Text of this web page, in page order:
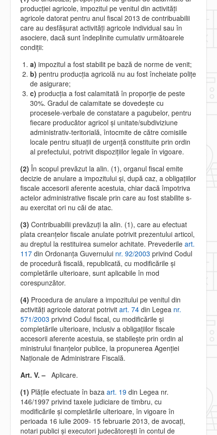
producţiei agricole, impozitul pe venitul din activităţi
agricole datorat pentru anul fiscal 2013 de contribuabilii
care au desfăşurat activităţi agricole individual sau în
asociere, dacă sunt îndeplinite cumulativ următoarele
condiţii:
a) impozitul a fost stabilit pe bază de norme de venit;
b) pentru producţia agricolă nu au fost încheiate poliţe
de asigurare;
c) producţia a fost calamitată în proporţie de peste
30%. Gradul de calamitate se dovedeşte cu
procesele-verbale de constatare a pagubelor, pentru
fiecare producător agricol şi unitate/subdiviziune
administrativ-teritorială, întocmite de către comisiile
locale pentru situaţii de urgenţă constituite prin ordin
al prefectului, potrivit dispoziţiilor legale în vigoare.
(2) În scopul prevăzut la alin. (1), organul fiscal emite
decizie de anulare a impozitului şi, după caz, a obligaţiilor
fiscale accesorii aferente acestuia, chiar dacă împotriva
actelor administrative fiscale prin care au fost stabilite s-
au exercitat ori nu căi de atac.
(3) Contribuabilii prevăzuţi la alin. (1), care au efectuat
plata creanţelor fiscale anulate potrivit prezentului articol,
au dreptul la restituirea sumelor achitate. Prevederileart.
117 din Ordonanţa Guvernului nr. 92/2003 privind Codul
de procedură fiscală, republicată, cu modificările şi
completările ulterioare, sunt aplicabile în mod
corespunzător.
(4) Procedura de anulare a impozitului pe venitul din
activităţi agricole datorat potrivitart. 74 din Legea nr.
571/2003 privind Codul fiscal, cu modificările şi
completările ulterioare, inclusiv a obligaţiilor fiscale
accesorii aferente acestuia, se stabileşte prin ordin al
ministrului finanţelor publice, la propunerea Agenţiei
Naţionale de Administrare Fiscală.
Art. V. – Aplicare.
(1) Plăţile efectuate în bazaart. 19 din Legea nr.
146/1997 privind taxele judiciare de timbru, cu
modificările şi completările ulterioare, în vigoare în
perioada 16 iulie 2009- 15 februarie 2013, de avocaţi,
notari publici şi executori judecătoreşti în contul de